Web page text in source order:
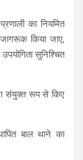
का नियमित
किया जाए,
सुनिश्चित
संयुक्त रूप से किए
बाल थाने का